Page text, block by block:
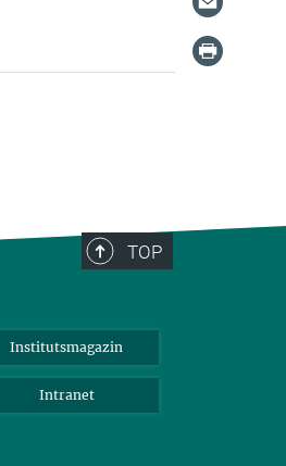
TOP
Institutsmagazin
Intranet